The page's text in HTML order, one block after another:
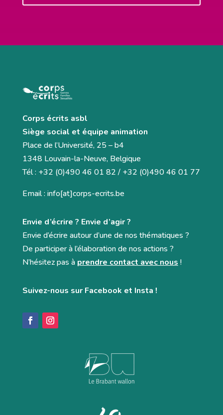
Corps écrits asbl
Siège social et équipe animation
Place de l’Université, 25 – b4
1348 Louvain-la-Neuve, Belgique
Tél : +32 (0)490 46 01 82 / +32 (0)490 46 01 77
Email : info[at]corps-ecrits.be
Envie d’écrire ? Envie d’agir ?
Envie d’écrire autour d’une de nos thématiques ?
De participer à l’élaboration de nos actions ?
N’hésitez pas à prendre contact avec nous !
Suivez-nous sur Facebook et Insta !